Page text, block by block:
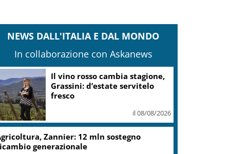
NEWS DALL'ITALIA E DAL MONDO
In collaborazione con Askanews
Il vino rosso cambia stagione,
Grassini: d’estate servitelo
fresco
il 08/08/2026
Zannier: 12 mln sostegno
generazionale